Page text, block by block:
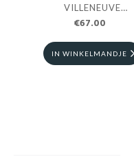
VILLENEUVE
RIVESALTES AMBRÉ
€67.00
IN WINKELMANDJE